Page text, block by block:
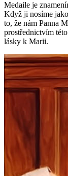
Medaile je
Když ji nosíme
to, že nám Panna
prostřednictvím
lásky k Marii.